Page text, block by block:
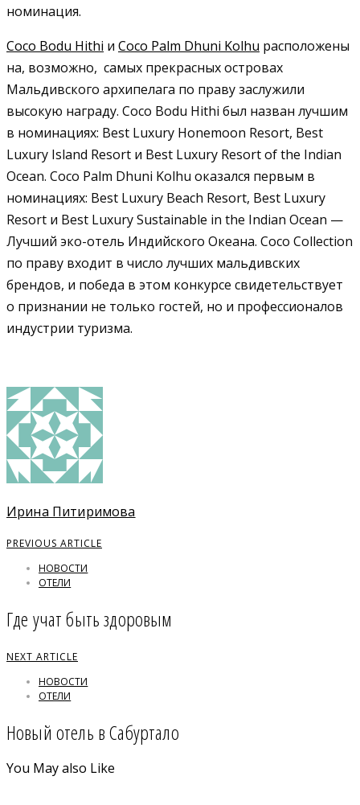
номинация.
Coco Bodu Hithi и Сосо Palm Dhuni Kolhu расположены
на, возможно, самых прекрасных островах
Мальдивского архипелага по праву заслужили
высокую награду. Сосо Bodu Hithi был назван лучшим
в номинациях: Best Luxury Honemoon Resort, Best
Luxury Island Resort и Best Luxury Resort of the Indian
Ocean. Coco Palm Dhuni Kolhu оказался первым в
номинациях: Best Luxury Beach Resort, Best Luxury
Resort и Best Luxury Sustainable in the Indian Ocean —
Лучший эко-отель Индийского Океана. Сосо Сollection
по праву входит в число лучших мальдивских
брендов, и победа в этом конкурсе свидетельствует
о признании не только гостей, но и профессионалов
индустрии туризма.
Ирина Питиримова
PREVIOUS ARTICLE
НОВОСТИ
ОТЕЛИ
Где учат быть здоровым
NEXT ARTICLE
НОВОСТИ
ОТЕЛИ
Новый отель в Сабуртало
You May also Like